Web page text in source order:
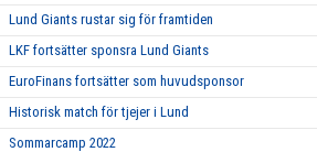
Lund Giants rustar sig för framtiden
LKF fortsätter sponsra Lund Giants
EuroFinans fortsätter som huvudsponsor
Historisk match för tjejer i Lund
Sommarcamp 2022